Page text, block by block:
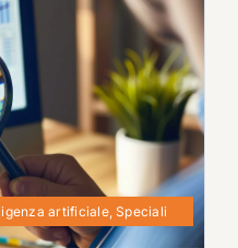
artificiale,Speciali